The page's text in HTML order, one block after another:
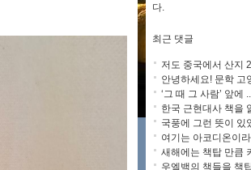
다.
최근 댓글
저도 중국에서 산지
안녕하세요! 문학 고
‘그 때 그 사람’ 앞에 ..
한국 근현대사 책을
국풍에 그런 뜻이 있
여기는 아코디온이
새해에는 책탑 만큼
우엘백의 책들을 책